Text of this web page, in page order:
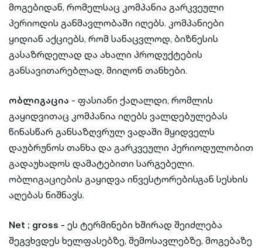
მოგებიდან, რომელსაც კომპანია გარკვეული
პერიოდის განმავლობაში იღებს. კომპანიები
ყიდიან აქციებს, რომ სანაცვლოდ, ბიზნესის
გასაზრდელად და ახალი პროდუქტების
განსავითარებლად, მიიღონ თანხები.
ობლიგაცია - ფასიანი ქაღალდი, რომლის
გაყიდვითაც კომპანია იღებს ვალდებულებას
წინასწარ განსაზღვრულ ვადაში მყიდველს
დაუბრუნოს თანხა და გარკვეული პერიოდულობით
გადაუხადოს დამატებითი სარგებელი.
ობლიგაციების გაყიდვა ინვესტორებისგან სესხის
აღებას ნიშნავს.
Net ; gross - ეს ტერმინები ხშირად შეიძლება
შეგვხვდეს ხელფასებზე, შემოსავლებზე, მოგებაზე